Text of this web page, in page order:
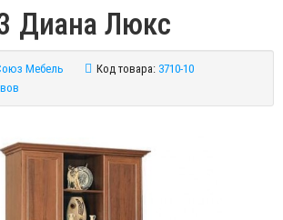
Диана Люкс
Мебель Код товара: 3710-10